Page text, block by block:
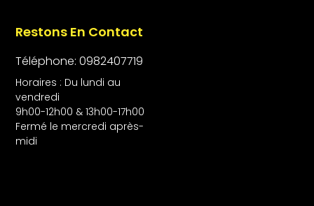
Restons En Contact
Téléphone: 0982407719
Horaires : Du lundi au
vendredi
9h00-12h00 & 13h00-17h00
Fermé le mercredi après-
midi